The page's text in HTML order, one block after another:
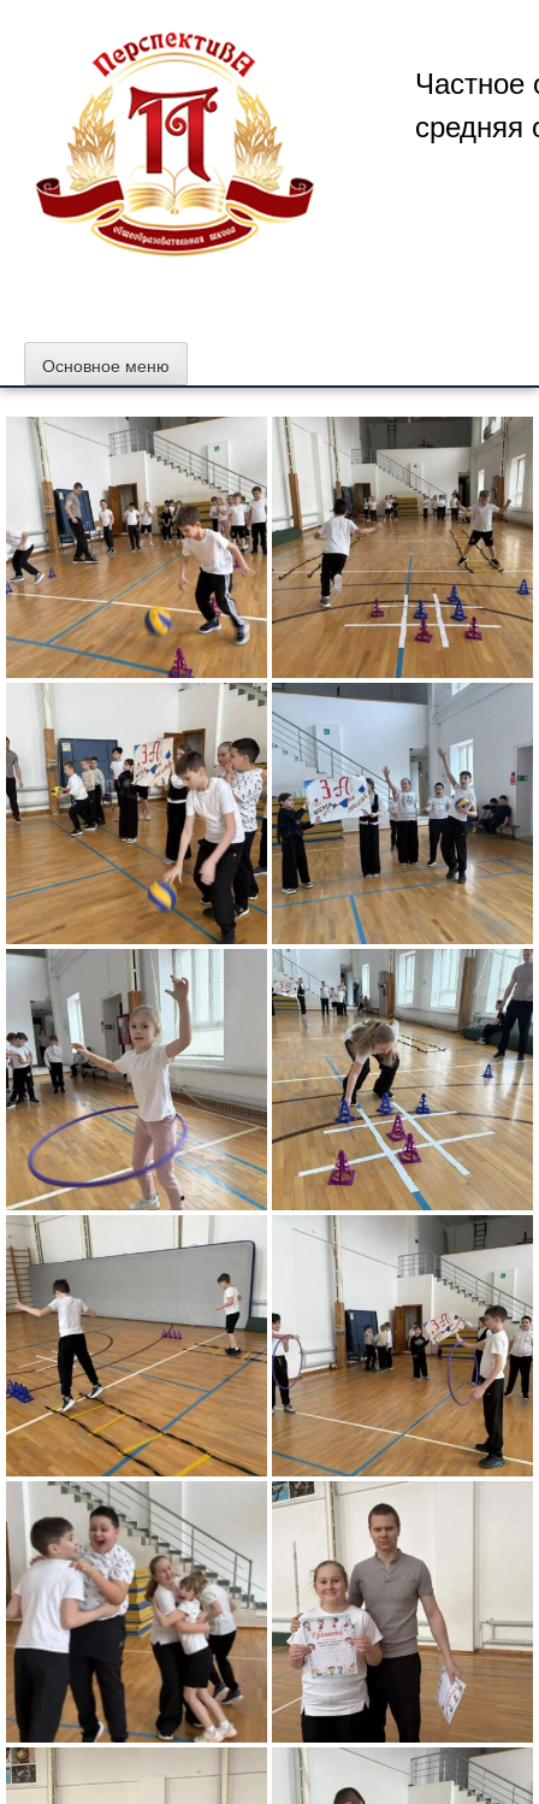
содержимому
Частное
средняя
Основное меню